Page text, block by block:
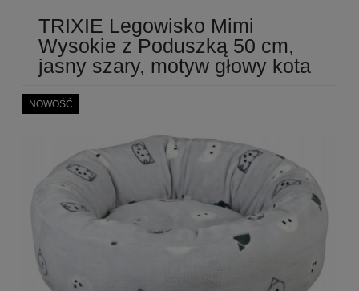
TRIXIE Legowisko Mimi
Wysokie z Poduszką 50 cm,
jasny szary, motyw głowy kota
NOWOŚĆ